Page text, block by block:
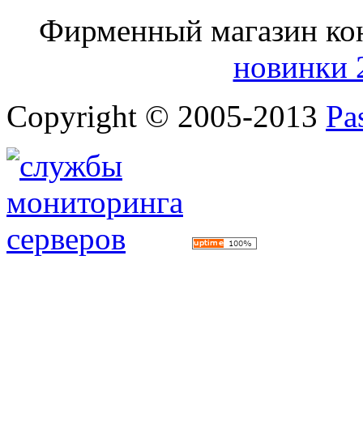
Фирменный магазин
новинки
Copyright © 2005-2013